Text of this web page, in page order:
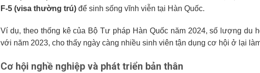
F-5 (visa thường trú) để sinh sống vĩnh viễn tại Hàn Quốc.
Ví dụ, theo thống kê của Bộ Tư pháp Hàn Quốc năm 2024, số lượng du
với năm 2023, cho thấy ngày càng nhiều sinh viên tận dụng cơ hội ở lại
Cơ hội nghề nghiệp và phát triển bản thân